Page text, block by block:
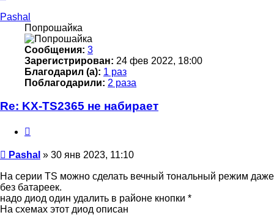
началу
Pashal
Попрошайка
Сообщения: 3
Зарегистрирован: 24 фев 2022, 18:00
Благодарил (а): 1 раз
Поблагодарили: 2 раза
Re: KX-TS2365 не набирает
Сообщение
Pashal » 30 янв 2023, 11:10
На серии TS можно сделать вечный тональный режим даже
без батареек.
надо диод один удалить в районе кнопки *
На схемах этот диод описан